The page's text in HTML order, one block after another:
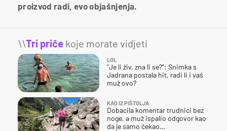
proizvod radi, evo objašnjenja.
\\Tri priče koje morate vidjeti
LOL
"Je li živ, zna li se?": Snimka s
Jadrana postala hit, radi li i vaš
muž ovo?
KAO IZ PIŠTOLJA
Dobacila komentar trudnici bez
noge, a muž ispalio odgovor kao
da je samo čekao…